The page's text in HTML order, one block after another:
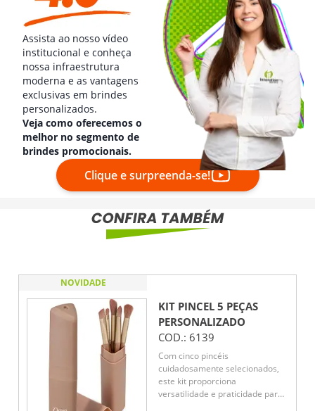
Assista ao nosso vídeo
institucional e conheça
nossa infraestrutura
moderna e as vantagens
exclusivas em brindes
personalizados.
Veja como oferecemos o
melhor no segmento de
brindes promocionais.
Clique e surpreenda-se!
NOVIDADE
KIT PINCEL 5 PEÇAS
PERSONALIZADO
COD.: 6139
Com cinco pincéis
cuidadosamente selecionados,
este kit proporciona
versatilidade e praticidade para